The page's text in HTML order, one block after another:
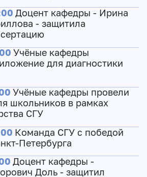
Доцент кафедры - Ирина
- защитила
Учёные кафедры
для диагностики
Учёные кафедры провели
школьников в рамках
СГУ
Команда СГУ с победой
Петербурга
Доцент кафедры -
Доль - защитил